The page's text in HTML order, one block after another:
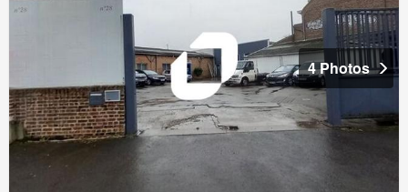
4 Photos